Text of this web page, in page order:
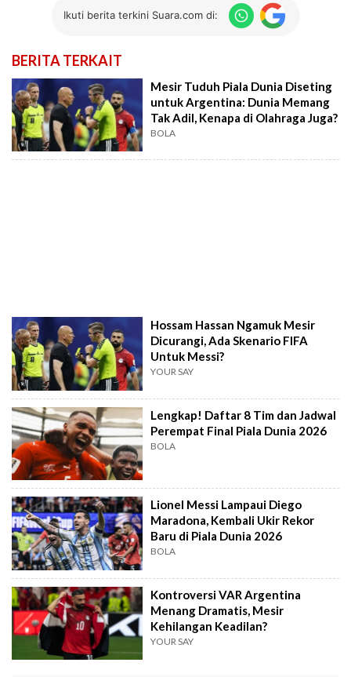
Ikuti berita terkini Suara.com di:
BERITA TERKAIT
Mesir Tuduh Piala Dunia Diseting
untuk Argentina: Dunia Memang
Tak Adil, Kenapa di Olahraga Juga?
BOLA
Hossam Hassan Ngamuk Mesir
Dicurangi, Ada Skenario FIFA
Untuk Messi?
YOUR SAY
Lengkap! Daftar 8 Tim dan Jadwal
Perempat Final Piala Dunia 2026
BOLA
Lionel Messi Lampaui Diego
Maradona, Kembali Ukir Rekor
Baru di Piala Dunia 2026
BOLA
Kontroversi VAR Argentina
Menang Dramatis, Mesir
Kehilangan Keadilan?
YOUR SAY